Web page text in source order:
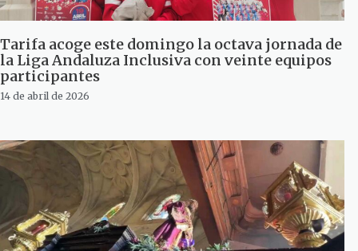
Tarifa acoge este domingo la octava jornada de
la Liga Andaluza Inclusiva con veinte equipos
participantes
14 de abril de 2026